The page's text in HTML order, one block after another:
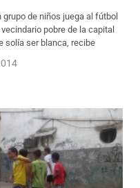
de niños juega al fútbol
pobre de la capital
solía ser blanca, recibe